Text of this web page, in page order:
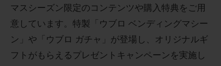
マスシーズン限定のコンテンツや購入特典をご用
意しています。 特製「ウブロ ベンディングマシー
ン」や「ウブロ ガチャ」が登場し 、オリジナルギ
フトがもらえるプレゼントキャンペーン を実施し